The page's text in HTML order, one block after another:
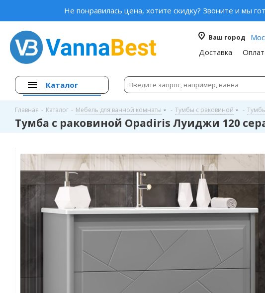
Не понравилась цена, хотите скидку? Звоните и мы
Ваш город
Доставка
Каталог
Главная - Каталог - Мебель для ванной комнаты - Тумбы с раковиной -
Тумба с раковиной Opadiris Луиджи 120